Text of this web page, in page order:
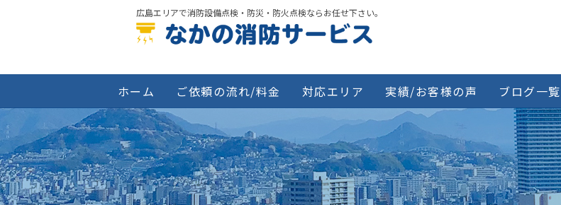
広島エリアで消防設備点検・防災・防火点検ならお任せ下さい。
ホーム ご依頼の流れ/料金 対応エリア 実績/お客様の声 ブログ一覧